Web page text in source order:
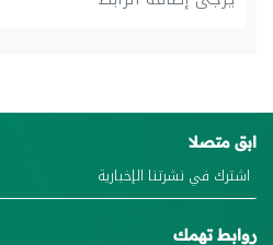
ابق متصلا
روابط تهمك